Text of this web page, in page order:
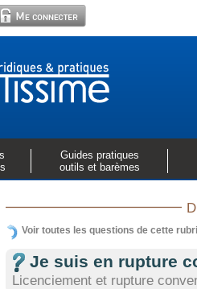
Guides pratiques
outils et barèmes
Voir toutes les questions de cette
Je suis en rupture
Licenciement et rupture